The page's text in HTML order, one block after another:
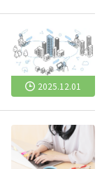
2025.12.01